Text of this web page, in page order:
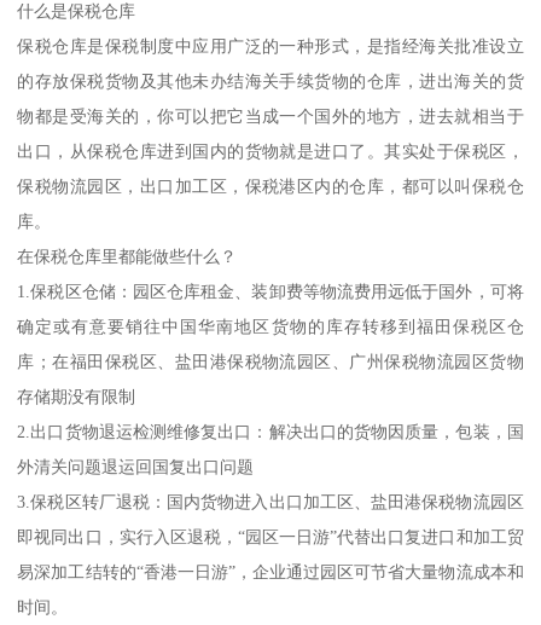
什么是保税仓库
保税仓库是保税制度中应用广泛的一种形式，是指经海关批准设立
的存放保税货物及其他未办结海关手续货物的仓库，进出海关的货
物都是受海关的，你可以把它当成一个国外的地方，进去就相当于
出口，从保税仓库进到国内的货物就是进口了。其实处于保税区，
保税物流园区，出口加工区，保税港区内的仓库，都可以叫保税仓
库。
在保税仓库里都能做些什么？
1.保税区仓储：园区仓库租金、装卸费等物流费用远低于国外，可将
确定或有意要销往中国华南地区货物的库存转移到福田保税区仓
库；在福田保税区、盐田港保税物流园区、广州保税物流园区货物
存储期没有限制
2.出口货物退运检测维修复出口：解决出口的货物因质量，包装，国
外清关问题退运回国复出口问题
3.保税区转厂退税：国内货物进入出口加工区、盐田港保税物流园区
即视同出口，实行入区退税，“园区一日游”代替出口复进口和加工贸
易深加工结转的“香港一日游”，企业通过园区可节省大量物流成本和
时间。